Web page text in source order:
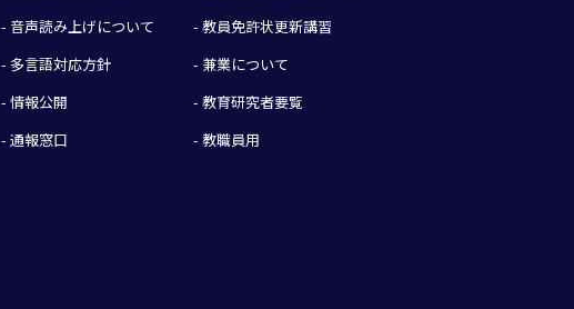
- 音声読み上げについて
- 多言語対応方針
- 情報公開
- 通報窓口
- 教員免許状更新講習
- 兼業について
- 教育研究者要覧
- 教職員用